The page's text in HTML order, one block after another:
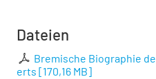
Dateien
Bremische Biographie
erts [170,16 MB]